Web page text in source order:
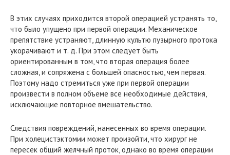
В этих случаях приходится второй операцией устранять то,
что было упущено при первой операции. Механическое
препятствие устраняют, длинную культю пузырного протока
укорачивают и т. д. При этом следует быть
ориентированным в том, что вторая операция более
сложная, и сопряжена с большей опасностью, чем первая.
Поэтому надо стремиться уже при первой операции
произвести в полном объеме все необходимые действия,
исключающие повторное вмешательство.
Следствия повреждений, нанесенных во время операции.
При холецистэктомии может произойти, что хирург не
пересек общий желчный проток, однако во время операции